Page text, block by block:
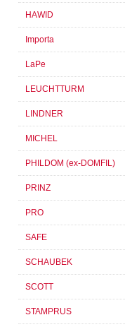
HAWID
Importa
LaPe
LEUCHTTURM
LINDNER
MICHEL
PHILDOM (ex-DOMFIL)
PRINZ
PRO
SAFE
SCHAUBEK
SCOTT
STAMPRUS